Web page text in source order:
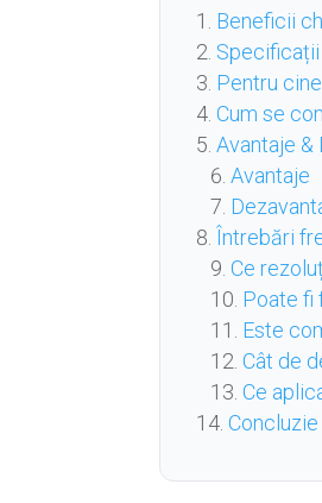
Beneficii
Pentru
Cum se
Avantaje &
Avantaje
Întrebări
Ce
Poate fi
Este
Cât de
Ce
Concluzie